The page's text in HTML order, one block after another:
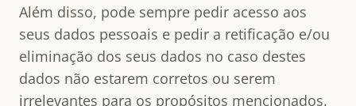
Além disso, pode sempre pedir acesso aos
seus dados pessoais e pedir a retificação e/ou
eliminação dos seus dados no caso destes
dados não estarem corretos ou serem
irrelevantes para os propósitos mencionados.